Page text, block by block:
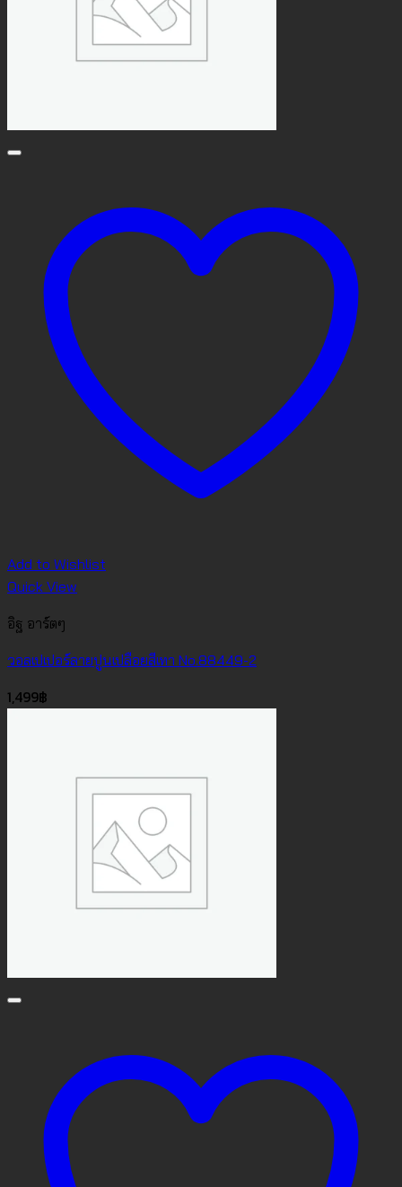
Add to Wishlist
Quick View
อิฐ อาร์ตๆ
วอลเปเปอร์ลายปูนเปลือยสีเทา No.88449-2
1,499฿